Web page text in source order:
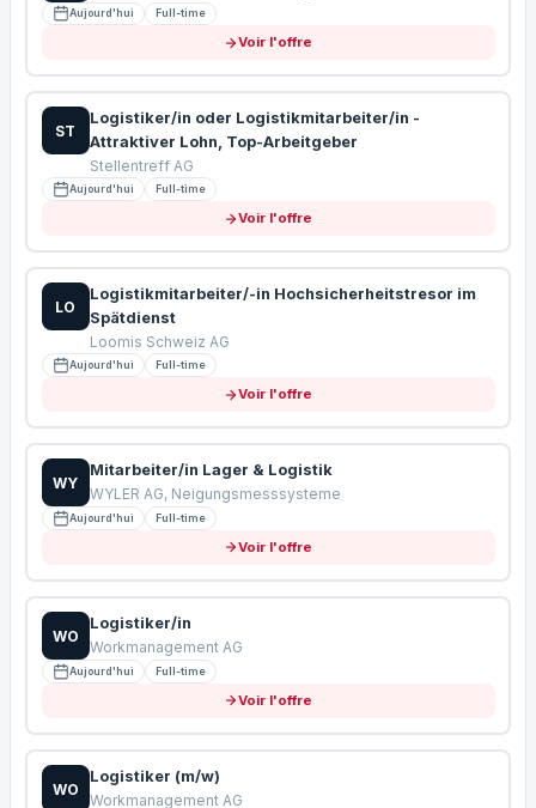
Aujourd'hui Full-time
Voir l'offre
ST
Logistiker/in oder Logistikmitarbeiter/in -
Attraktiver Lohn, Top-Arbeitgeber
Stellentreff AG
Aujourd'hui Full-time
Voir l'offre
LO
Logistikmitarbeiter/-in Hochsicherheitstresor im
Spätdienst
Loomis Schweiz AG
Aujourd'hui Full-time
Voir l'offre
WY
Mitarbeiter/in Lager & Logistik
WYLER AG, Neigungsmesssysteme
Aujourd'hui Full-time
Voir l'offre
WO
Logistiker/in
Workmanagement AG
Aujourd'hui Full-time
Voir l'offre
WO
Logistiker (m/w)
Workmanagement AG